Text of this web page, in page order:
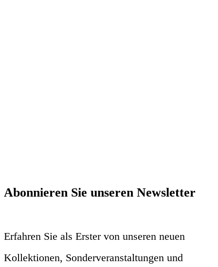
Abonnieren Sie unseren Newsletter
Erfahren Sie als Erster von unseren neuen
Kollektionen, Sonderveranstaltungen und